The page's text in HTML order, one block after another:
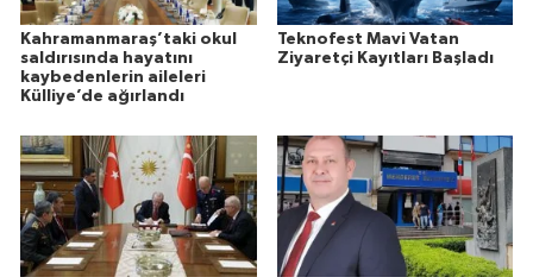
Kahramanmaraş’taki okul
saldırısında hayatını
kaybedenlerin aileleri
Külliye’de ağırlandı
Teknofest Mavi Vatan
Ziyaretçi Kayıtları Başladı